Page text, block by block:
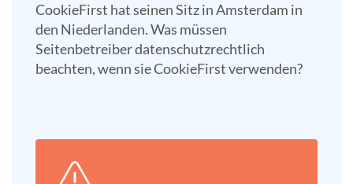
CookieFirst hat seinen Sitz in Amsterdam in
den Niederlanden. Was müssen
Seitenbetreiber datenschutzrechtlich
beachten, wenn sie CookieFirst verwenden?